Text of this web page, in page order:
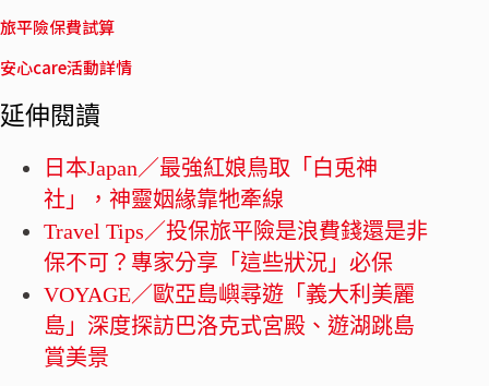
旅平險保費試算
安心care活動詳情
延伸閱讀
日本Japan／最強紅娘鳥取「白兎神
社」，神靈姻緣靠牠牽線
Travel Tips／投保旅平險是浪費錢還是非
保不可？專家分享「這些狀況」必保
VOYAGE／歐亞島嶼尋遊「義大利美麗
島」深度探訪巴洛克式宮殿、遊湖跳島
賞美景